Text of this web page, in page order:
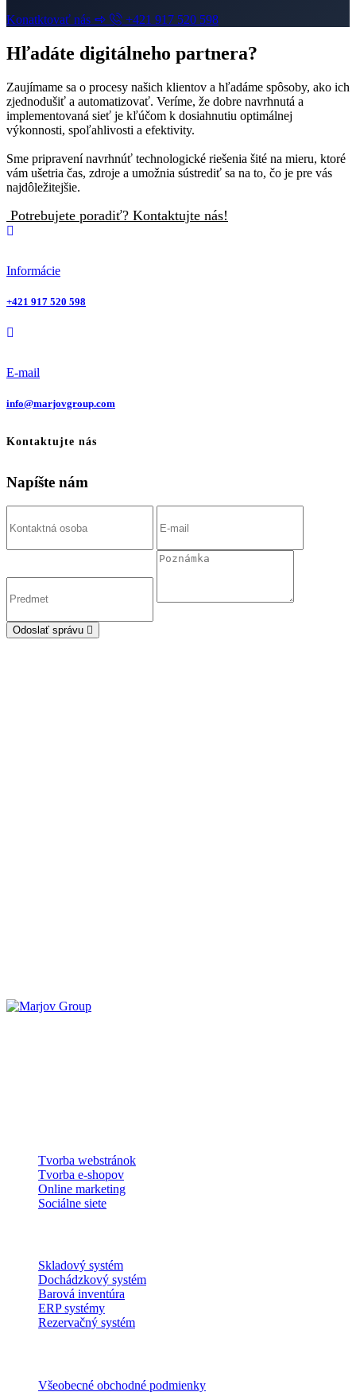
Konatktovať nás
+421 917 520 598
Hľadáte digitálneho partnera?
Zaujímame sa o procesy našich klientov a hľadáme spôsoby, ako ich
zjednodušiť a automatizovať. Veríme, že dobre navrhnutá a
implementovaná sieť je kľúčom k dosiahnutiu optimálnej
výkonnosti, spoľahlivosti a efektivity.
Sme pripravení navrhnúť technologické riešenia šité na mieru, ktoré
vám ušetria čas, zdroje a umožnia sústrediť sa na to, čo je pre vás
najdôležitejšie.
Potrebujete poradiť? Kontaktujte nás!
Informácie
+421 917 520 598
E-mail
info@marjovgroup.com
Kontaktujte nás
Napíšte nám
Odoslať správu
Tvorba webstránok
Tvorba e-shopov
Online marketing
Sociálne siete
Skladový systém
Dochádzkový systém
Barová inventúra
ERP systémy
Rezervačný systém
Všeobecné obchodné podmienky